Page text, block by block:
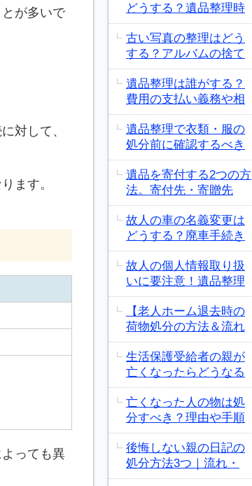
が多いで
対して、
ます。
っても異
どうする？遺品整理時
古い写真の整理はどう
する？アルバムの捨て
遺品整理は誰がする？
費用の支払い義務や相
遺品整理で衣類・服の
処分前に確認するべき
遺品を寄付する2つの方
法。寄付先・寄贈先
故人の車の名義変更は
どうする？廃車手続き
故人の個人情報取り扱
いに要注意！遺品整理
【老人ホーム退去時の
荷物処分の方法＆流れ
生活保護受給者の親が
亡くなったらどうなる
亡くなった人の物は処
分すべき？理由や手順
後悔しない親の日記の
処分方法3つ｜流れ・